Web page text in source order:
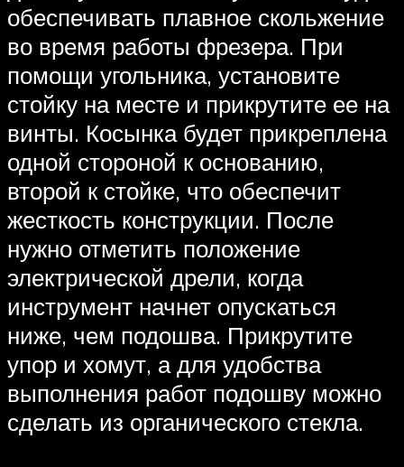
обеспечивать плавное скольжение
во время работы фрезера. При
помощи угольника, установите
стойку на месте и прикрутите ее на
винты. Косынка будет прикреплена
одной стороной к основанию,
второй к стойке, что обеспечит
жесткость конструкции. После
нужно отметить положение
электрической дрели, когда
инструмент начнет опускаться
ниже, чем подошва. Прикрутите
упор и хомут, а для удобства
выполнения работ подошву можно
сделать из органического стекла.